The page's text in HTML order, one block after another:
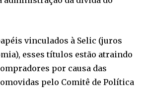
vinculados à Selic (juros
esses títulos estão atraindo
por causa das
pelo Comitê de Política